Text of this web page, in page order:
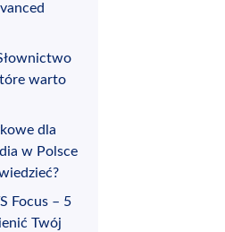
warto
dla
w Polsce
Focus – 5
Twój